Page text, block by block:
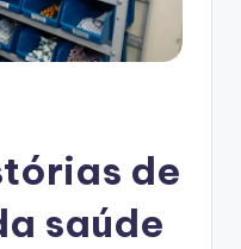
de
saúde